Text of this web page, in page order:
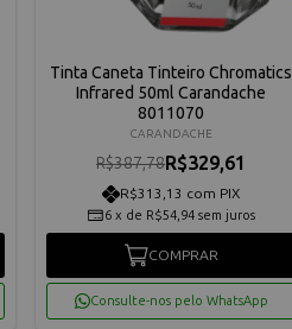
Tinta Caneta Tinteiro Chromatics
Infrared 50ml Carandache
8011070
CARANDACHE
R$387,78R$329,61
R$313,13 com PIX
6 x de R$54,94 sem juros
COMPRAR
Consulte-nos pelo WhatsApp